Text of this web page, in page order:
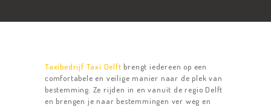
Taxibedrijf Taxi Delft brengt iedereen op een
comfortabele en veilige manier naar de plek van
bestemming. Ze rijden in en vanuit de regio Delft
en brengen je naar bestemmingen ver weg en